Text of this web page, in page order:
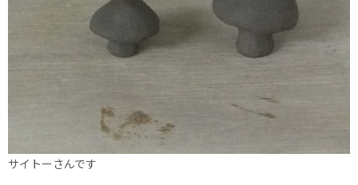
サイトーさんです